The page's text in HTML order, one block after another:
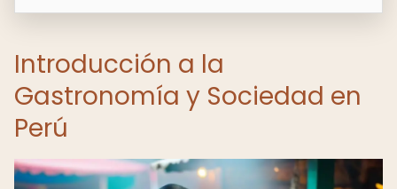
Introducción a la
Gastronomía y Sociedad en
Perú